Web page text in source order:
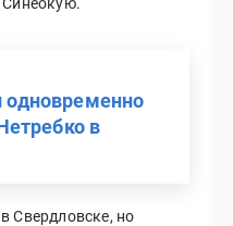
в
Свердловске, но